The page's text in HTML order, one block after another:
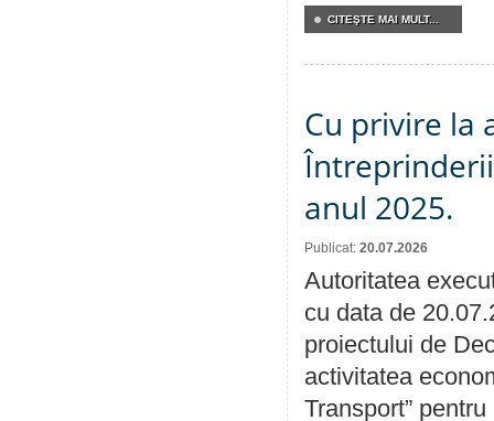
CITEŞTE MAI MULT...
Cu privire la
anul 2025.
Publicat: 20.07.2026
Autoritatea
cu data de
proiectului de
activitatea
Transport” pentru